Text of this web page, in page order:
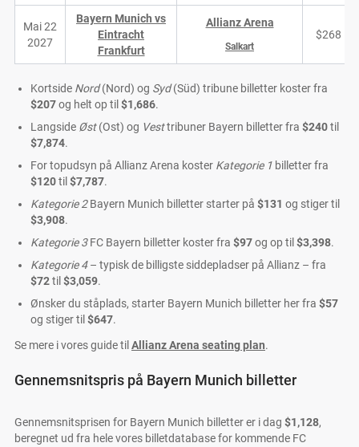
Mai 22
2027
Bayern Munich vs
Eintracht
Frankfurt
Allianz Arena
Salkart
$268
Kortside Nord(Nord) og Syd(Süd) tribune billetter koster fra
$207og helt op til $1,686.
Langside Øst(Ost) og Vesttribuner Bayern billetter fra $240til
$7,874.
For topudsyn på Allianz Arena koster Kategorie 1 billetter fra
$120til $7,787.
Kategorie 2Bayern Munich billetter starter på $131 og stiger til
$3,908.
Kategorie 3FC Bayern billetter koster fra $97og op til $3,398.
Kategorie 4– typisk de billigste siddepladser på Allianz – fra
$72til $3,059.
Ønsker du ståplads, starter Bayern Munich billetter her fra $57
og stiger til $647.
Se mere i vores guide til Allianz Arena seating plan.
Gennemsnitspris på Bayern Munich billetter
Gennemsnitsprisen for Bayern Munich billetter er i dag $1,128,
beregnet ud fra hele vores billetdatabase for kommende FC